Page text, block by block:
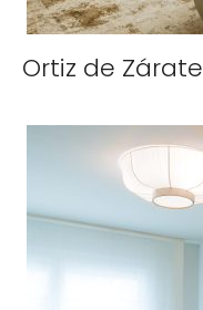
Ortiz de Zárate